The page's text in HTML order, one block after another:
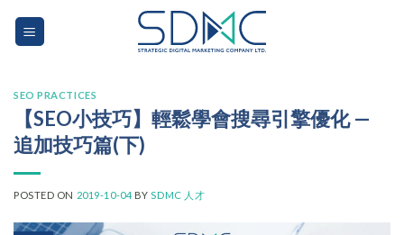
SEO PRACTICES
【SEO小技巧】輕鬆學會搜尋引擎優化 —
追加技巧篇(下)
POSTED ON 2019-10-04 BY SDMC 人才